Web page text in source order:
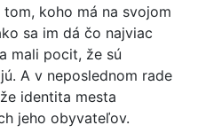
koho má na svojom
sa im dá čo najviac
mali pocit, že sú
A v neposlednom rade
identita mesta
jeho obyvateľov.